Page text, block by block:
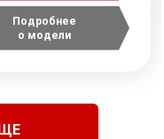
Подробнее
о модели